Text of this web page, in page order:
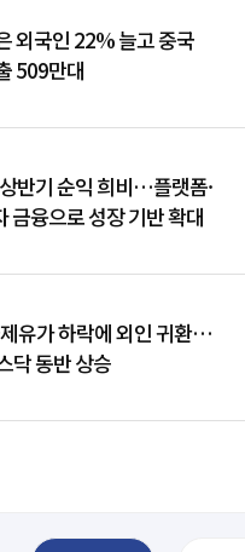
외국인 22% 늘고 중국
509만대
반기 순익 희비…플랫폼·
금융으로 성장 기반 확대
유가 하락에 외인 귀환…
닥 동반 상승